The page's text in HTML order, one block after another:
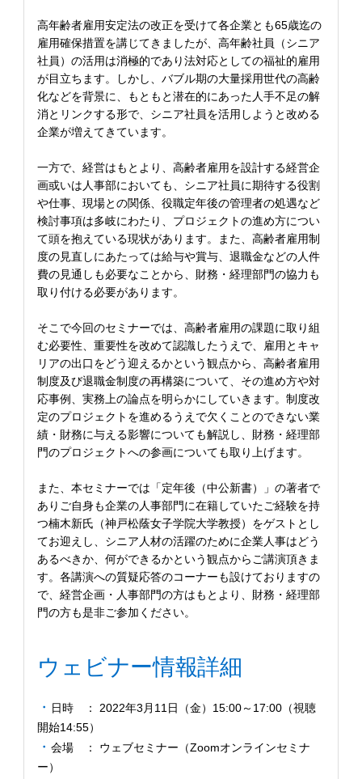
高年齢者雇用安定法の改正を受けて各企業とも65歳迄の
雇用確保措置を講じてきましたが、高年齢社員（シニア
社員）の活用は消極的であり法対応としての福祉的雇用
が目立ちます。しかし、バブル期の大量採用世代の高齢
化などを背景に、もともと潜在的にあった人手不足の解
消とリンクする形で、シニア社員を活用しようと改める
企業が増えてきています。
一方で、経営はもとより、高齢者雇用を設計する経営企
画或いは人事部においても、シニア社員に期待する役割
や仕事、現場との関係、役職定年後の管理者の処遇など
検討事項は多岐にわたり、プロジェクトの進め方につい
て頭を抱えている現状があります。また、高齢者雇用制
度の見直しにあたっては給与や賞与、退職金などの人件
費の見通しも必要なことから、財務・経理部門の協力も
取り付ける必要があります。
そこで今回のセミナーでは、高齢者雇用の課題に取り組
む必要性、重要性を改めて認識したうえで、雇用とキャ
リアの出口をどう迎えるかという観点から、高齢者雇用
制度及び退職金制度の再構築について、その進め方や対
応事例、実務上の論点を明らかにしていきます。制度改
定のプロジェクトを進めるうえで欠くことのできない業
績・財務に与える影響についても解説し、財務・経理部
門のプロジェクトへの参画についても取り上げます。
また、本セミナーでは「定年後（中公新書）」の著者で
ありご自身も企業の人事部門に在籍していたご経験を持
つ楠木新氏（神戸松蔭女子学院大学教授）をゲストとし
てお迎えし、シニア人材の活躍のために企業人事はどう
あるべきか、何ができるかという観点からご講演頂きま
す。各講演への質疑応答のコーナーも設けておりますの
で、経営企画・人事部門の方はもとより、財務・経理部
門の方も是非ご参加ください。
ウェビナー情報詳細
日時 ： 2022年3月11日（金）15:00～17:00（視聴
開始14:55）
会場 ： ウェブセミナー（Zoomオンラインセミナ
ー）